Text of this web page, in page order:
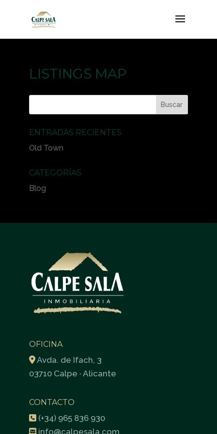
LISTINGS MAP
ENTRADAS RECIENTES
Old Town
CATEGORÍAS
Blog
OFICINA
Avda. de Ifach, 3
03710 Calpe · Alicante
CONTACTO
(+34) 965 836 930
info@calpesala.com